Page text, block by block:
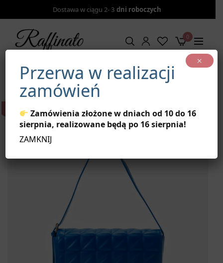
Dostawa w ciągu 2- 3 dni roboczych
0
Strona główna / TOREBKI / Pieces torebka niebieska
Przerwa w realizacji
zamówień
Zamówienia złożone w dniach od 10 do 16
sierpnia, realizowane będą po 16 sierpnia!
ZAMKNIJ
×